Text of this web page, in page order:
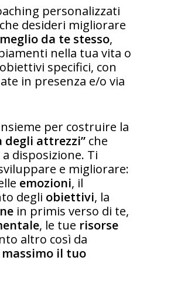
personalizzati
desideri migliorare
da te stesso,
nella tua vita o
specifici, con
in presenza e/o via
per costruire la
degli attrezzi”che
disposizione. Ti
e migliorare:
emozioni, il
degli obiettivi, la
in primis verso di te,
, le tue risorse
altro così da
il tuo